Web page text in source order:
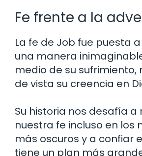
Fe frente a la
La fe de Job fue puesta
una manera
medio de su sufrimiento,
de vista su creencia en
Su historia nos desafía
nuestra fe incluso en los
más oscuros y a confiar
tiene un plan más